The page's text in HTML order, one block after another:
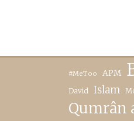
#MeToo APM
David Islam
Qumrân